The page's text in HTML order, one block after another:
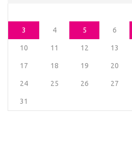
3 4 5 6
10 11 12 13
17 18 19 20
24 25 26 27
31